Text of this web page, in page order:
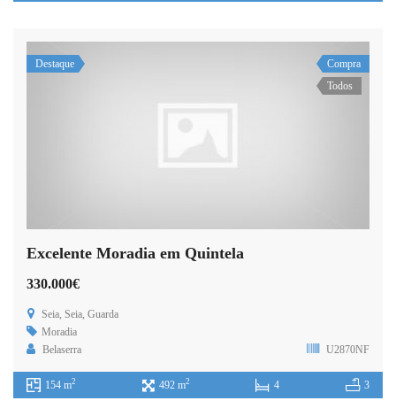
Destaque
Compra
Todos
Excelente Moradia em Quintela
330.000€
Seia, Seia, Guarda
Moradia
Belaserra
U2870NF
154 m2 492 m2 4 3